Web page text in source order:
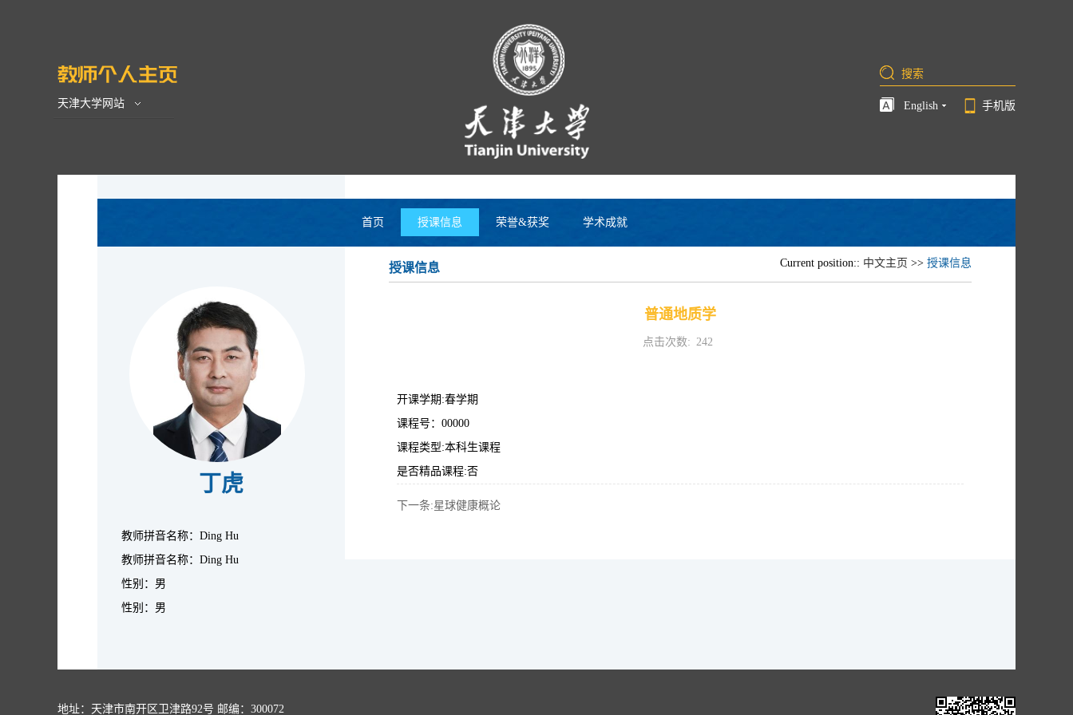
天津大学网站 English 手机版
首页 授课信息 荣誉&获奖 学术成就
丁虎
教师拼音名称：Ding Hu
教师拼音名称：Ding Hu
性别：男
性别：男
授课信息 Current position:: 中文主页 >> 授课信息
普通地质学
点击次数: 242
开课学期:春学期
课程号：00000
课程类型:本科生课程
是否精品课程:否
下一条:星球健康概论
地址：天津市南开区卫津路92号 邮编：300072